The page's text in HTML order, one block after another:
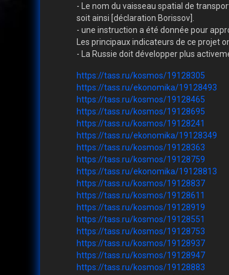
- Le nom du vaisseau spatial de
soit ainsi [déclaration Borissov].
- une instruction a été donnée pour
Les principaux indicateurs de ce projet
- La Russie doit développer plus
https://tass.ru/kosmos/19128305
https://tass.ru/ekonomika/19128493
https://tass.ru/kosmos/19128465
https://tass.ru/kosmos/19128695
https://tass.ru/kosmos/19128241
https://tass.ru/ekonomika/19128349
https://tass.ru/kosmos/19128363
https://tass.ru/kosmos/19128759
https://tass.ru/ekonomika/19128813
https://tass.ru/kosmos/19128837
https://tass.ru/kosmos/19128611
https://tass.ru/kosmos/19128919
https://tass.ru/kosmos/19128551
https://tass.ru/kosmos/19128753
https://tass.ru/kosmos/19128937
https://tass.ru/kosmos/19128947
https://tass.ru/kosmos/19128883